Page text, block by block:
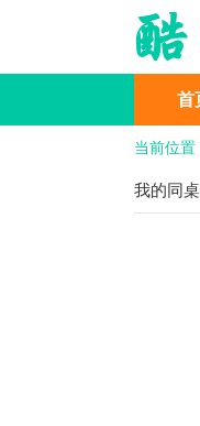
首
分类
当前位置
我的同